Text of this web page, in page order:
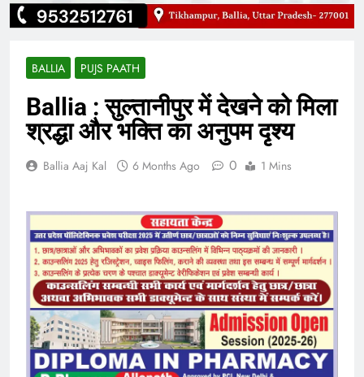
BALLIA PUJS PAATH
Ballia : सुल्तानीपुर में देखने को मिला
श्रद्धा और भक्ति का अनुपम दृश्य
Ballia Aaj Kal 6 Months Ago 0 1 Mins